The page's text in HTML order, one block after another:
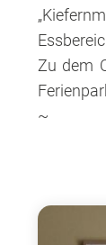
Zu dem
~